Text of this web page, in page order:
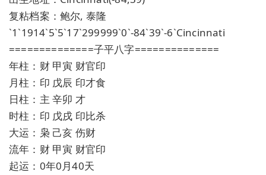
复粘档案：鲍尔, 泰隆
`1`1914`5`5`17`299999`0`-84`39`-6`Cincinnati
==============子平八字==============
年柱：财 甲寅 财官印
月柱：印 戊辰 印才食
日柱：主 辛卯 才
时柱：印 戊戌 印比杀
大运：枭 己亥 伤财
流年：财 甲寅 财官印
起运：0年0月40天